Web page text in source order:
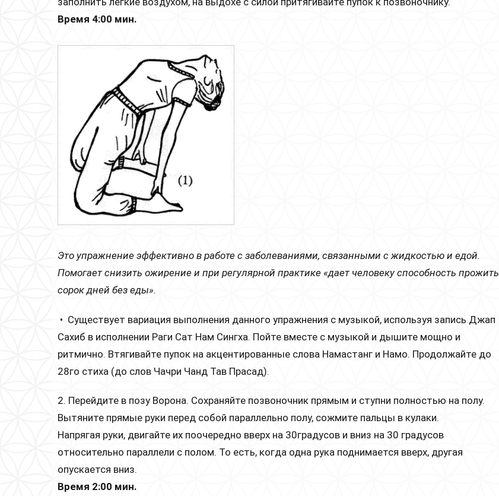
Время 4:00 мин.
Это упражнение эффективно в работе с заболеваниями, связанными с жидкостью и едой.
Помогает снизить ожирение и при регулярной практике «дает человеку способность прожить
сорок дней без еды».
• Существует вариация выполнения данного упражнения с музыкой, используя запись Джап
Сахиб в исполнении Раги Сат Нам Сингха. Пойте вместе с музыкой и дышите мощно и
ритмично. Втягивайте пупок на акцентированные слова Намастанг и Намо. Продолжайте до
28го стиха (до слов Чачри Чанд Тав Прасад).
2. Перейдите в позу Ворона. Сохраняйте позвоночник прямым и ступни полностью на полу.
Вытяните прямые руки перед собой параллельно полу, сожмите пальцы в кулаки.
Напрягая руки, двигайте их поочередно вверх на 30градусов и вниз на 30 градусов
относительно параллели с полом. То есть, когда одна рука поднимается вверх, другая
опускается вниз.
Время 2:00 мин.